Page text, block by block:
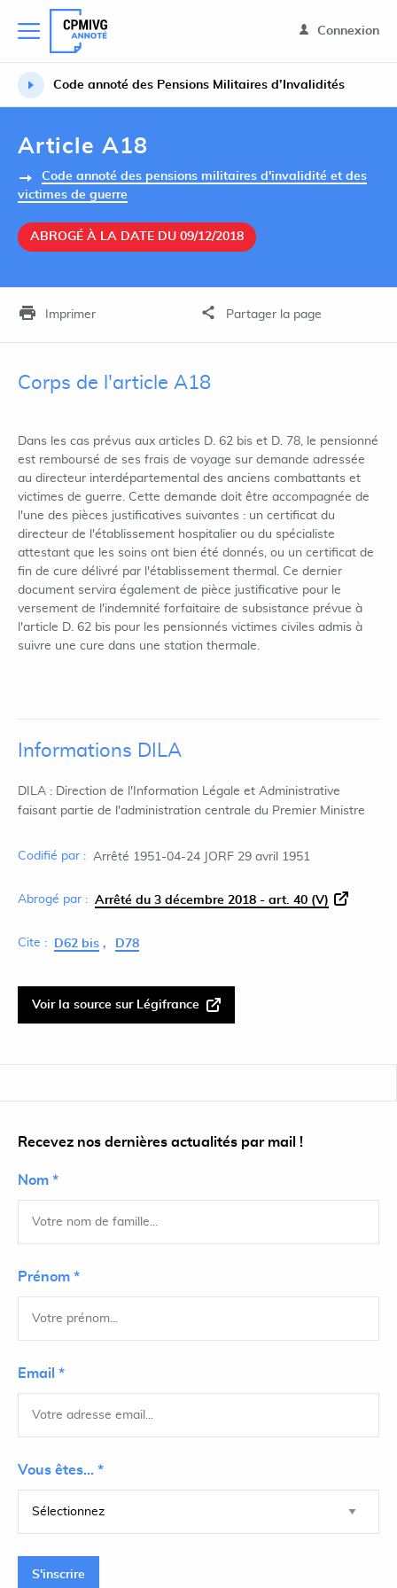
Connexion
Code annoté des Pensions Militaires d’Invalidités
Article A18
Code annoté des pensions militaires d'invalidité et des
victimes de guerre
ABROGÉ À LA DATE DU 09/12/2018
Imprimer Partager la page
Corps de l'article A18
Dans les cas prévus aux articles D. 62 bis et D. 78, le pensionné
est remboursé de ses frais de voyage sur demande adressée
au directeur interdépartemental des anciens combattants et
victimes de guerre. Cette demande doit être accompagnée de
l'une des pièces justificatives suivantes : un certificat du
directeur de l'établissement hospitalier ou du spécialiste
attestant que les soins ont bien été donnés, ou un certificat de
fin de cure délivré par l'établissement thermal. Ce dernier
document servira également de pièce justificative pour le
versement de l'indemnité forfaitaire de subsistance prévue à
l'article D. 62 bis pour les pensionnés victimes civiles admis à
suivre une cure dans une station thermale.
Informations DILA
DILA : Direction de l'Information Légale et Administrative
faisant partie de l'administration centrale du Premier Ministre
Codifié par : Arrêté 1951-04-24 JORF 29 avril 1951
Abrogé par : Arrêté du 3 décembre 2018 - art. 40 (V)
Cite : D62 bis D78
Voir la source sur Légifrance
Recevez nos dernières actualités par mail !
Nom *
Prénom *
Email *
Vous êtes... *
S'inscrire